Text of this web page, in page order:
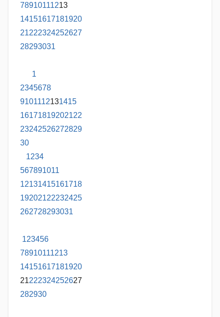
78910111213
14151617181920
21222324252627
28293031
1
2345678
9101112131415
16171819202122
23242526272829
30
1234
567891011
12131415161718
19202122232425
262728293031
123456
78910111213
14151617181920
21222324252627
282930